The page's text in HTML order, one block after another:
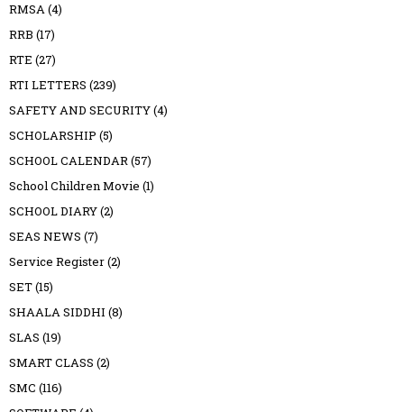
RMSA(4)
RRB (17)
RTE (27)
RTI LETTERS (239)
SAFETY AND SECURITY(4)
SCHOLARSHIP (5)
SCHOOL CALENDAR(57)
School Children Movie (1)
SCHOOL DIARY(2)
SEAS NEWS (7)
Service Register(2)
SET(15)
SHAALA SIDDHI (8)
SLAS (19)
SMART CLASS (2)
SMC (116)